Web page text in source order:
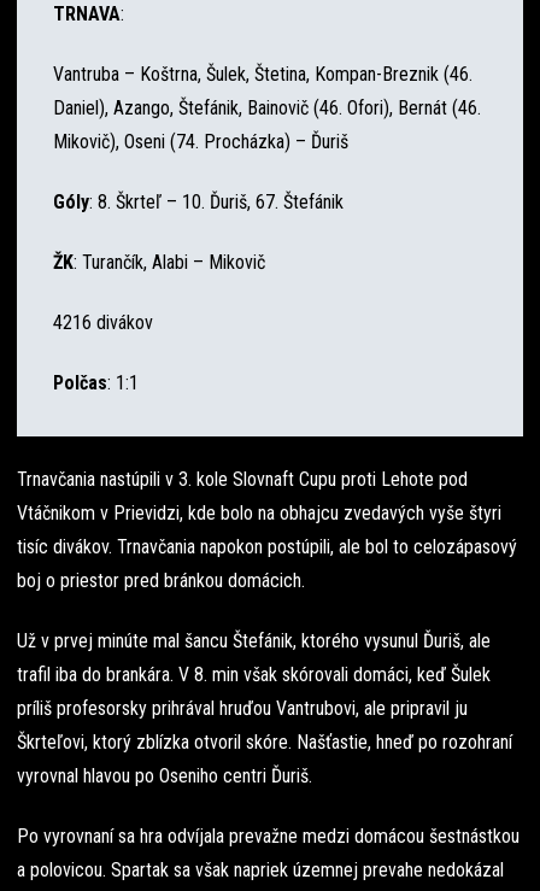
TRNAVA:
Vantruba – Koštrna, Šulek, Štetina, Kompan-Breznik (46.
Daniel), Azango, Štefánik, Bainovič (46. Ofori), Bernát (46.
Mikovič), Oseni (74. Procházka) – Ďuriš
Góly: 8. Škrteľ – 10. Ďuriš, 67. Štefánik
ŽK: Turančík, Alabi – Mikovič
4216 divákov
Polčas: 1:1
Trnavčania nastúpili v 3. kole Slovnaft Cupu proti Lehote pod
Vtáčnikom v Prievidzi, kde bolo na obhajcu zvedavých vyše štyri
tisíc divákov. Trnavčania napokon postúpili, ale bol to celozápasový
boj o priestor pred bránkou domácich.
Už v prvej minúte mal šancu Štefánik, ktorého vysunul Ďuriš, ale
trafil iba do brankára. V 8. min však skórovali domáci, keď Šulek
príliš profesorsky prihrával hruďou Vantrubovi, ale pripravil ju
Škrteľovi, ktorý zblízka otvoril skóre. Našťastie, hneď po rozohraní
vyrovnal hlavou po Oseniho centri Ďuriš.
Po vyrovnaní sa hra odvíjala prevažne medzi domácou šestnástkou
a polovicou. Spartak sa však napriek územnej prevahe nedokázal